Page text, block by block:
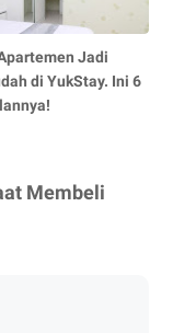
Jadi
di YukStay. Ini 6
Membeli